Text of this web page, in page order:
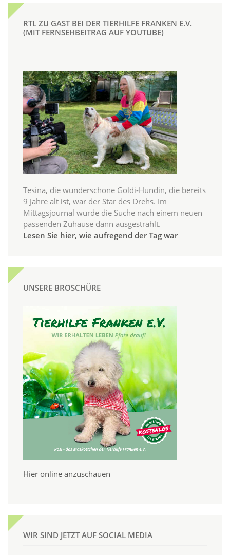
RTL ZU GAST BEI DER TIERHILFE FRANKEN E.V.
(MIT FERNSEHBEITRAG AUF YOUTUBE)
Tesina, die wunderschöne Goldi-Hündin, die bereits
9 Jahre alt ist, war der Star des Drehs. Im
Mittagsjournal wurde die Suche nach einem neuen
passenden Zuhause dann ausgestrahlt.
Lesen Sie hier, wie aufregend der Tag war
UNSERE BROSCHÜRE
Hier online anzuschauen
WIR SIND JETZT AUF SOCIAL MEDIA